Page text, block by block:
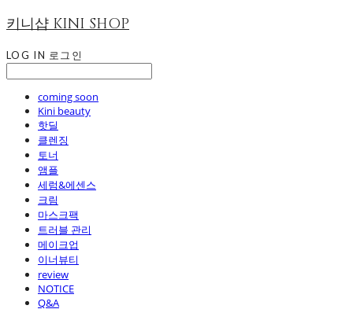
키니샵 KINI SHOP
LOG IN 로그인
coming soon
Kini beauty
핫딜
클렌징
토너
앰플
세럼&에센스
크림
마스크팩
트러블 관리
메이크업
이너뷰티
review
NOTICE
Q&A